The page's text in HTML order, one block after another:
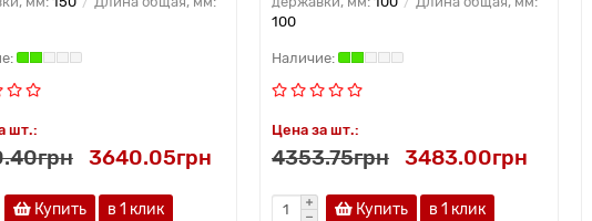
шт.:
3640.05грн
Купить в 1 клик
100
Цена за шт.:
4353.75грн 3483.00грн
Купить в 1 клик